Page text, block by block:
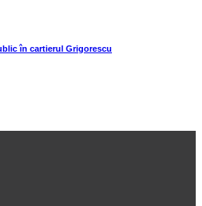
în cartierul Grigorescu